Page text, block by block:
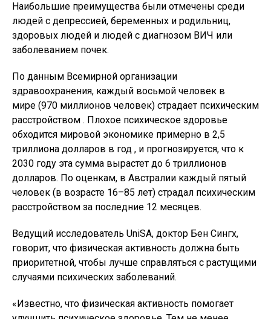
Наибольшие преимущества были отмечены среди
людей с депрессией, беременных и родильниц,
здоровых людей и людей с диагнозом ВИЧ или
заболеванием почек.
По данным Всемирной организации
здравоохранения, каждый восьмой человек в
мире (970 миллионов человек) страдает психическим
расстройством . Плохое психическое здоровье
обходится мировой экономике примерно в 2,5
триллиона долларов в год , и прогнозируется, что к
2030 году эта сумма вырастет до 6 триллионов
долларов. По оценкам, в Австралии каждый пятый
человек (в возрасте 16–85 лет) страдал психическим
расстройством за последние 12 месяцев.
Ведущий исследователь UniSA, доктор Бен Сингх,
говорит, что физическая активность должна быть
приоритетной, чтобы лучше справляться с растущими
случаями психических заболеваний.
«Известно, что физическая активность помогает